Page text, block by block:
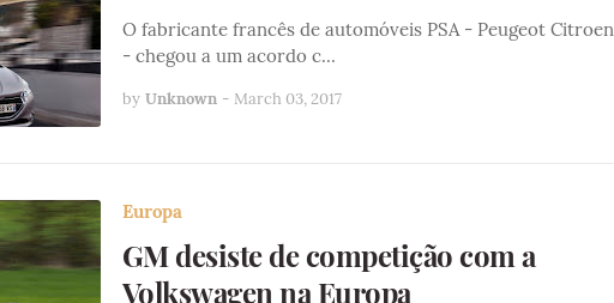
O fabricante francês de automóveis PSA - Peugeot Citroen
- chegou a um acordo c…
by Unknown - March 03, 2017
Europa
GM desiste de competição com a
Volkswagen na Europa